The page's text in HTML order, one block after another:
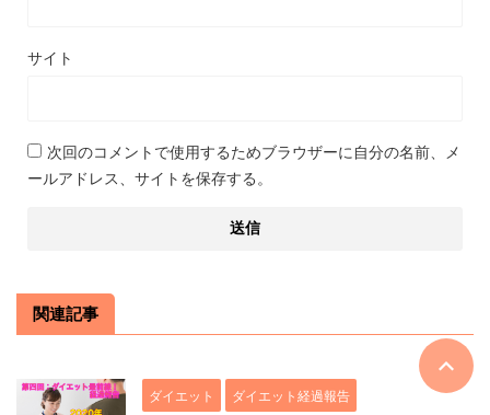
サイト
次回のコメントで使用するためブラウザーに自分の名前、メ
ールアドレス、サイトを保存する。
関連記事
ダイエット ダイエット経過報告